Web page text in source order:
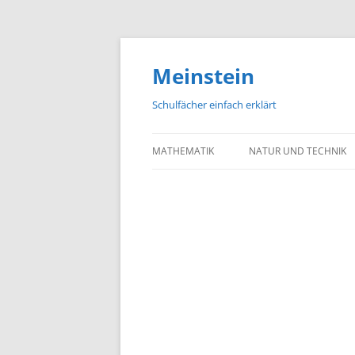
Meinstein
Schulfächer einfach erklärt
MATHEMATIK NATUR UND TECHNIK